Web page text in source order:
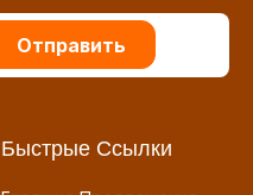
Отправить
Быстрые Ссылки